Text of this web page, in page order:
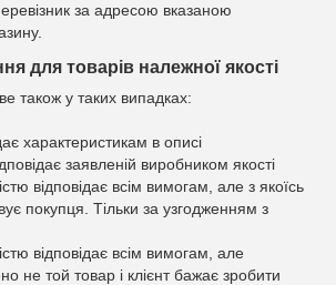
за адресою вказаною
для товарів належної якості
також у таких випадках:
характеристикам в описі
заявленій виробником якості
відповідає всім вимогам, але з якоїсь
покупця. Тільки за узгодженням з
відповідає всім вимогам, але
не той товар і клієнт бажає зробити